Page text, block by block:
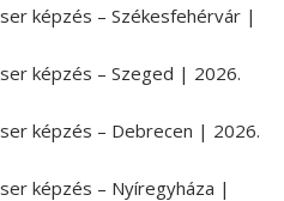
képzés – Székesfehérvár |
képzés – Szeged | 2026.
képzés – Debrecen | 2026.
képzés – Nyíregyháza |